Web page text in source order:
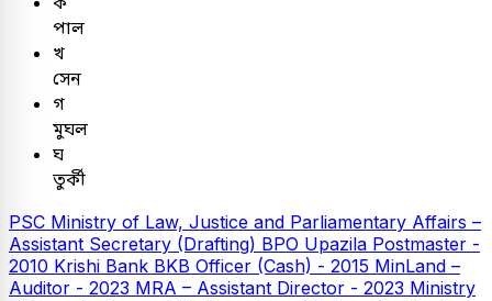
পাল
খ
সেন
গ
মুঘল
ঘ
তুর্কী
PSC Ministry of Law, Justice and Parliamentary Affairs –
Assistant Secretary (Drafting) BPO Upazila Postmaster -
2010 Krishi Bank BKB Officer (Cash) - 2015 MinLand –
Auditor - 2023 MRA – Assistant Director - 2023 Ministry